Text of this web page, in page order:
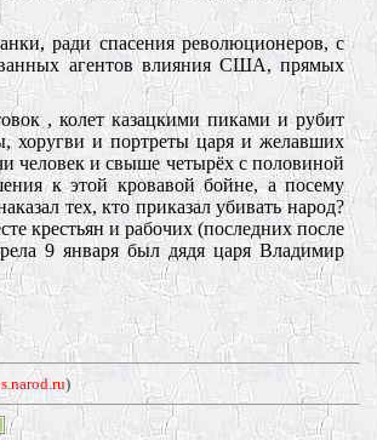
ради спасения революционеров, с
агентов влияния США, прямых
, колет казацкими пиками и рубит
хоругви и портреты царя и желавших
человек и свыше четырёх с половиной
к этой кровавой бойне, а посему
тех, кто приказал убивать народ?
крестьян и рабочих (последних после
9 января был дядя царя Владимир
)